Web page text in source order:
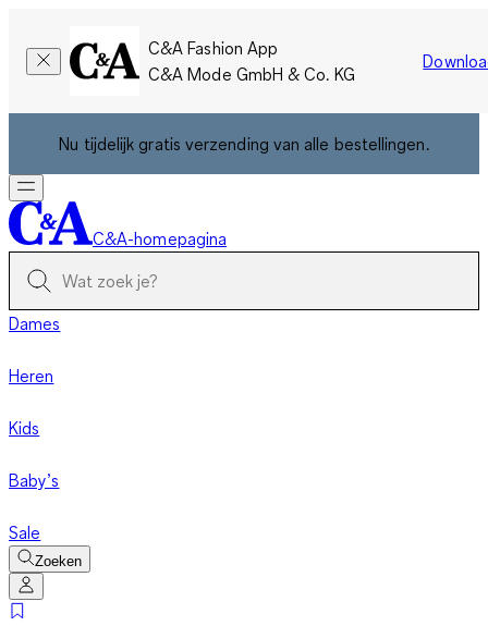
C&A Fashion App
C&A Mode GmbH & Co. KG
Nu tijdelijk gratis verzending van alle bestellingen.
C&A-homepagina
Dames
Heren
Kids
Baby’s
Sale
Zoeken